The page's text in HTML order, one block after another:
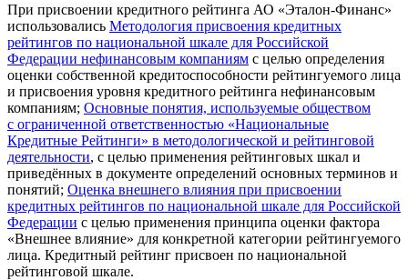
При присвоении кредитного рейтинга АО «Эталон-Финанс»
использовались Методология присвоения кредитных
рейтингов по национальной шкале для Российской
Федерации нефинансовым компаниям с целью определения
оценки собственной кредитоспособности рейтингуемого лица
и присвоения уровня кредитного рейтинга нефинансовым
компаниям; Основные понятия, используемые обществом
с ограниченной ответственностью «Национальные
Кредитные Рейтинги» в методологической и рейтинговой
деятельности, с целью применения рейтинговых шкал и
приведённых в документе определений основных терминов и
понятий; Оценка внешнего влияния при присвоении
кредитных рейтингов по национальной шкале для Российской
Федерации с целью применения принципа оценки фактора
«Внешнее влияние» для конкретной категории рейтингуемого
лица. Кредитный рейтинг присвоен по национальной
рейтинговой шкале.